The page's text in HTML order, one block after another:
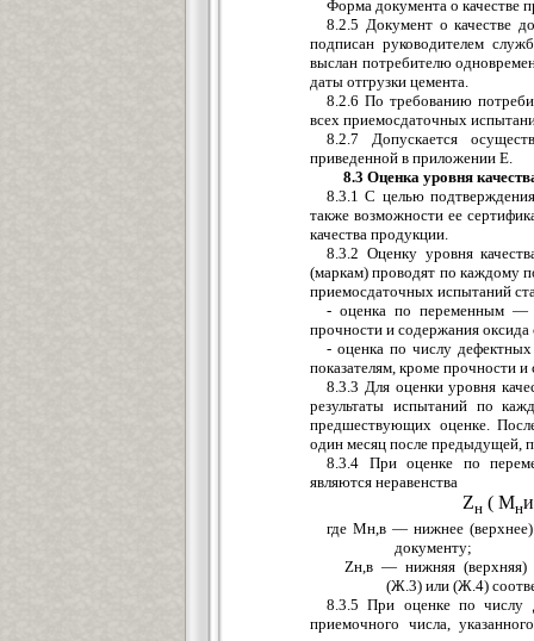
Форма документа о качестве
8.2.5 Документ о качестве
подписан руководителем
выслан потребителю
даты отгрузки цемента.
8.2.6 По требованию
всех приемосдаточных
8.2.7 Допускается
приведенной в приложении Е.
8.3 Оценка уровня
8.3.1 С целью
также возможности ее
качества продукции.
8.3.2 Оценку уровня
(маркам) проводят по каждому
приемосдаточных испытаний
- оценка по переменным —
прочности и содержания
- оценка по числу
показателям, кроме прочности
8.3.3 Для оценки уровня
результаты испытаний по
предшествующих оценке.
один месяц после предыдущей,
8.3.4 При оценке по
являются неравенства
Zн ( Мн
где Мн,в — нижнее (верхнее)
документу;
Zн,в — нижняя (верхняя)
(Ж.3) или (Ж.4)
8.3.5 При оценке по числу
приемочного числа,